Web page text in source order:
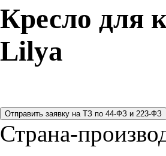
Кресло для
Lilya
Страна-